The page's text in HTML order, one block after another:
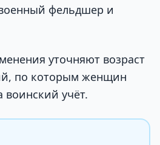
фельдшер и
уточняют возраст
по которым женщин
воинский учёт.